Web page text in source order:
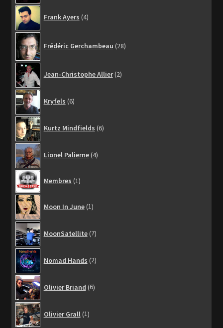
Frank Ayers 4produits
Frédéric Gerchambeau 28produits
Jean-Christophe Allier 2produits
Kryfels 6produits
Kurtz Mindfields 6produits
Lionel Palierne 4produits
Membres 1
produit
Moon In June 1produit
MoonSatellite 7produits
Nomad Hands 2produits
Olivier Briand 6produits
Olivier Grall 1produit